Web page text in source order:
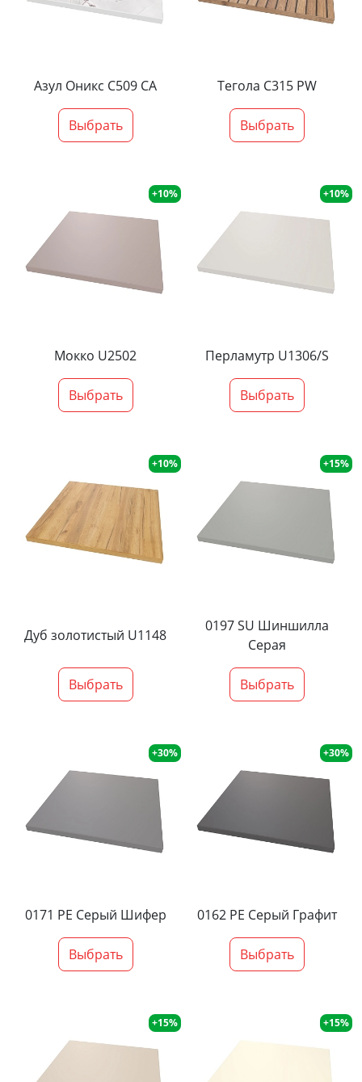
Азул Оникс С509 СА
Выбрать
Тегола С315 PW
Выбрать
+10%
Мокко U2502
Выбрать
+10%
Перламутр U1306/S
Выбрать
+10%
Дуб золотистый U1148
Выбрать
+15%
0197 SU Шиншилла
Серая
Выбрать
+30%
0171 PE Серый Шифер
Выбрать
+30%
0162 PE Серый Графит
Выбрать
+15% +15%